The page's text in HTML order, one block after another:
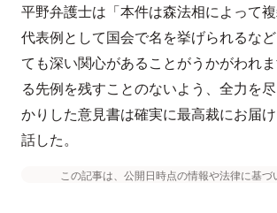
平野弁護士は「本件は森法相によって
代表例として国会で名を挙げられるな
ても深い関心があることがうかがわれ
る先例を残すことのないよう、全力を
かりした意見書は確実に最高裁にお届
話した。
この記事は、公開日時点の情報や法律に基づ